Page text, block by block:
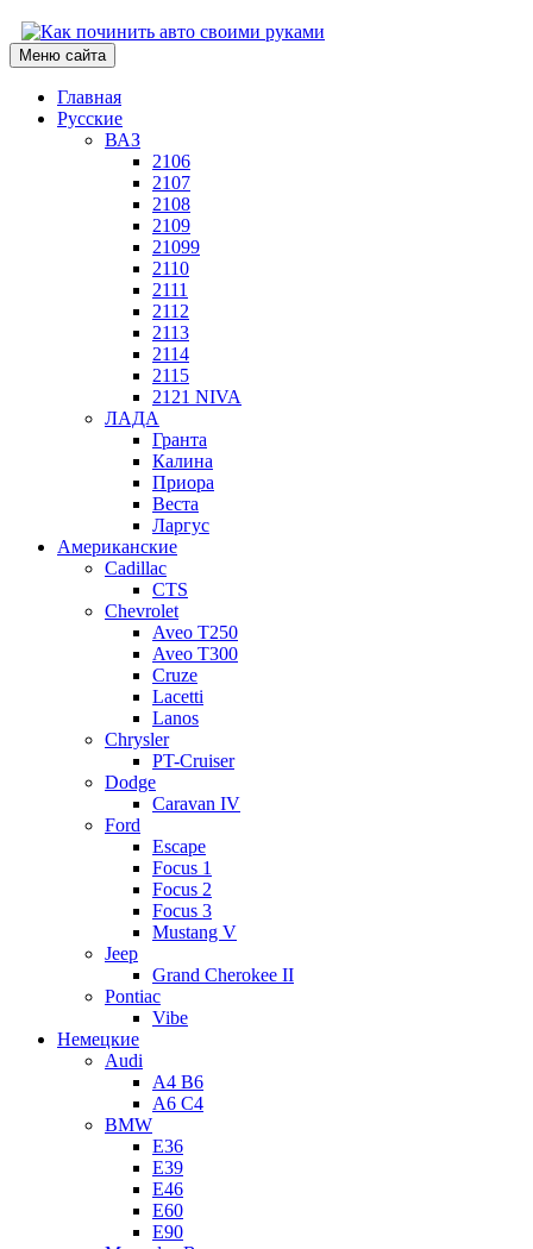
Меню сайта
Главная
Русские
ВАЗ
2106
2107
2108
2109
21099
2110
2111
2112
2113
2114
2115
2121 NIVA
ЛАДА
Гранта
Калина
Приора
Веста
Ларгус
Американские
Cadillac
CTS
Chevrolet
Aveo Т250
Aveo T300
Cruze
Lacetti
Lanos
Chrysler
PT-Cruiser
Dodge
Caravan IV
Ford
Escape
Focus 1
Focus 2
Focus 3
Mustang V
Jeep
Grand Cherokee II
Pontiac
Vibe
Немецкие
Audi
A4 B6
A6 C4
BMW
E36
E39
E46
E60
E90